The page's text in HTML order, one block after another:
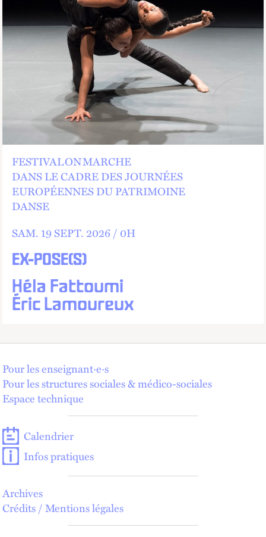
EX-POSE(S)
Héla Fattoumi
Éric Lamoureux
FESTIVAL ON MARCHE
DANS LE CADRE DES JOURNÉES
EUROPÉENNES DU PATRIMOINE
DANSE
SAM.19 SEPT. 2026 / 0H
Pour les enseignant·e·s
Pour les structures sociales & médico-sociales
Espace technique
Calendrier
Infos pratiques
Archives
Crédits / Mentions légales